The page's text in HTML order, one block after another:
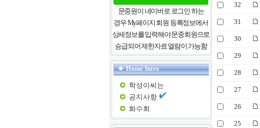
문중원이 네이버로 로그인 하는
경우 My페이지 회원 등록정보에서
상세정보를 입력해야 문중회원으로
승급되어 제한자료 열람이 가능함
Home Intro
학성이씨는
공지사항
화수회
32
31
30
29
28
27
26
25